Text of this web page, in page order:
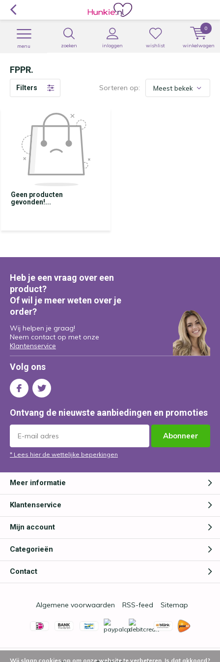
zoeken inloggen
menu wishlist winkelwagen
0
FPPR.
Filters Sorteren op:
Geen producten
gevonden!...
Heb je een vraag over een
product?
Of wil je meer weten over je
order?
Wij helpen je graag!
Neem contact op met onze
Klantenservice
Volg ons
Ontvang de nieuwste aanbiedingen en promoties
Abonneer
* Lees hier de wettelijke beperkingen
Meer informatie
Klantenservice
Mijn account
Categorieën
Contact
Algemene voorwaarden RSS-feed Sitemap
Wij slaan cookies op om onze website te verbeteren. Is dat akkoord?